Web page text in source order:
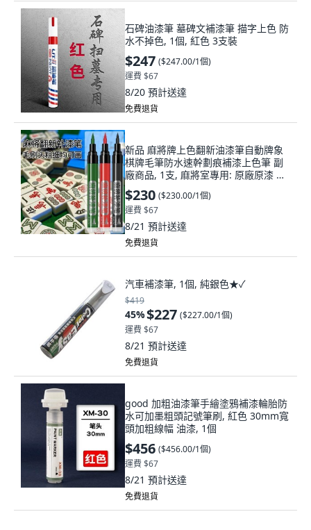
石碑油漆筆 墓碑文補漆筆 描字上色 防
水不掉色, 1個, 紅色 3支裝
$247 ($247.00/1個)
運費 $67
8/20 預計送達
免費退貨
新品 麻將牌上色翻新油漆筆自動牌象
棋牌毛筆防水速幹劃痕補漆上色筆 副
廠商品, 1支, 麻將室專用: 原廠原漆 一
筆修復,普通硬頭: 紅 1支2g 小樣試色,
紅
$230 ($230.00/1個)
運費 $67
8/21 預計送達
免費退貨
汽車補漆筆, 1個, 純銀色★✓
$419
45%$227 ($227.00/1個)
運費 $67
8/21 預計送達
免費退貨
good 加粗油漆筆手繪塗鴉補漆輪胎防
水可加墨粗頭記號筆刷, 紅色 30mm寬
頭加粗線幅 油漆, 1個
$456 ($456.00/1個)
運費 $67
8/21 預計送達
免費退貨